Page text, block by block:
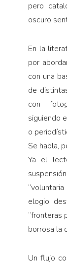
pero
oscuro
En la
por
con una
de
con
siguiendo
o
Se habla,
Ya el
elogio:
“fronteras
borrosa la
Un flujo